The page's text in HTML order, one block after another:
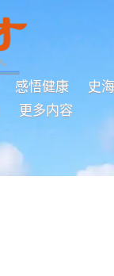
感悟健康
史
更多内容